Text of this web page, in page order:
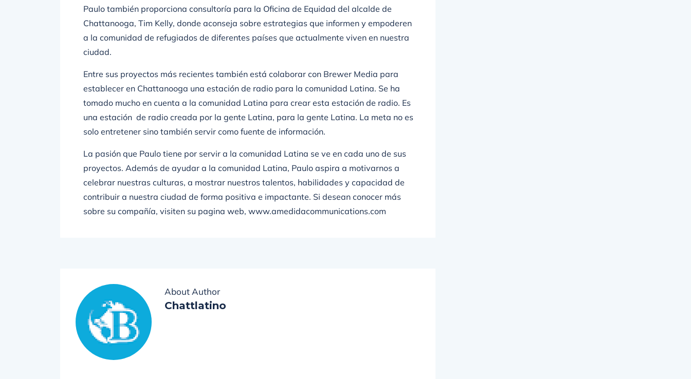
Paulo también proporciona consultoría para la Oficina de Equidad del alcalde de
Chattanooga, Tim Kelly, donde aconseja sobre estrategias que informen y empoderen
a la comunidad de refugiados de diferentes países que actualmente viven en nuestra
ciudad.
Entre sus proyectos más recientes también está colaborar con Brewer Media para
establecer en Chattanooga una estación de radio para la comunidad Latina. Se ha
tomado mucho en cuenta a la comunidad Latina para crear esta estación de radio. Es
una estación de radio creada por la gente Latina, para la gente Latina. La meta no es
solo entretener sino también servir como fuente de información.
La pasión que Paulo tiene por servir a la comunidad Latina se ve en cada uno de sus
proyectos. Además de ayudar a la comunidad Latina, Paulo aspira a motivarnos a
celebrar nuestras culturas, a mostrar nuestros talentos, habilidades y capacidad de
contribuir a nuestra ciudad de forma positiva e impactante. Si desean conocer más
sobre su compañía, visiten su pagina web, www.amedidacommunications.com
About Author
Chattlatino